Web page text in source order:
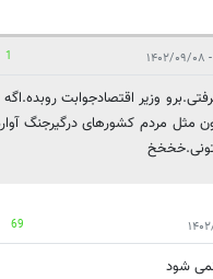
1
وزیر اقتصادجوابت
مثل مردم کشورهای درگیرجنگ
69
نمی شود